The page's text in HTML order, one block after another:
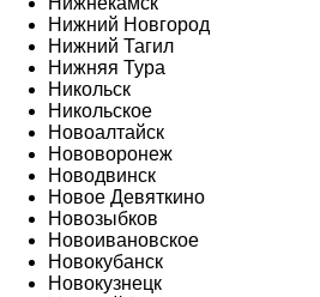
Нижний Новгород
Нижний Тагил
Нижняя Тура
Никольск
Никольское
Новоалтайск
Нововоронеж
Новодвинск
Новое Девяткино
Новозыбков
Новоивановское
Новокубанск
Новокузнецк